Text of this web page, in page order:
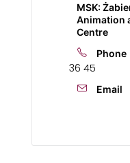
MSK:
Animation
Centre
Phone
36 45
Email